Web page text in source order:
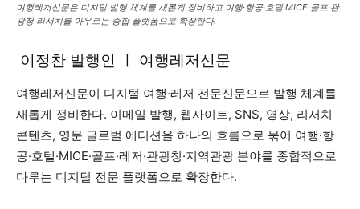
여행레저신문은 디지털 발행 체계를 새롭게 정비하고 여행·항공·호텔·MICE·골프·관
광청·리서치를 아우르는 종합 플랫폼으로 확장한다.
이정찬 발행인 ㅣ 여행레저신문
여행레저신문이 디지털 여행·레저 전문신문으로 발행 체계를
새롭게 정비한다. 이메일 발행, 웹사이트, SNS, 영상, 리서치
콘텐츠, 영문 글로벌 에디션을 하나의 흐름으로 묶어 여행·항
공·호텔·MICE·골프·레저·관광청·지역관광 분야를 종합적으로
다루는 디지털 전문 플랫폼으로 확장한다.